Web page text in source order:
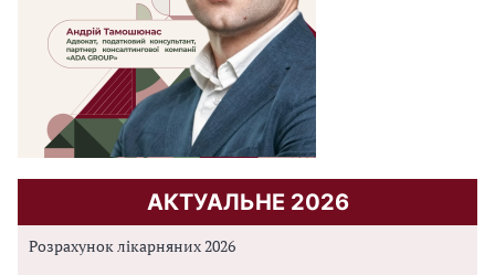
АКТУАЛЬНЕ 2026
Розрахунок лікарняних 2026